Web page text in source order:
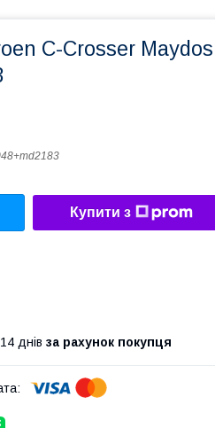
C-Crosser Maydos
Купити з
днів за рахунок покупця